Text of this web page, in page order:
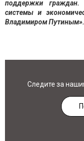
поддержки граждан.
системы и
Владимиром Путиным».
Следите за